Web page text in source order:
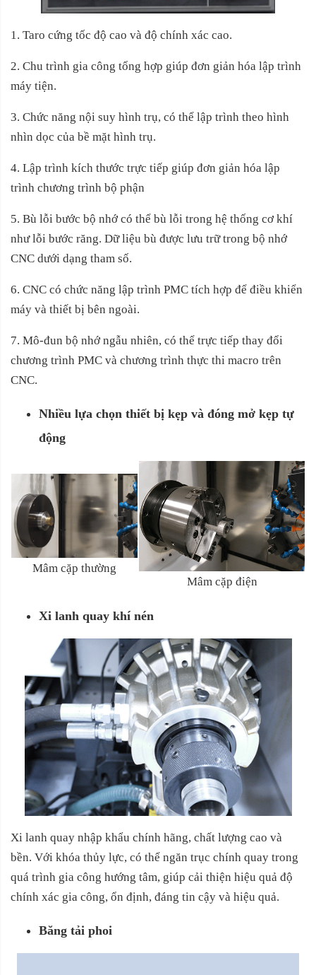
1. Taro cứng tốc độ cao và độ chính xác cao.
2. Chu trình gia công tổng hợp giúp đơn giản hóa lập trình
máy tiện.
3. Chức năng nội suy hình trụ, có thể lập trình theo hình
nhìn dọc của bề mặt hình trụ.
4. Lập trình kích thước trực tiếp giúp đơn giản hóa lập
trình chương trình bộ phận
5. Bù lỗi bước bộ nhớ có thể bù lỗi trong hệ thống cơ khí
như lỗi bước răng. Dữ liệu bù được lưu trữ trong bộ nhớ
CNC dưới dạng tham số.
6. CNC có chức năng lập trình PMC tích hợp để điều khiển
máy và thiết bị bên ngoài.
7. Mô-đun bộ nhớ ngẫu nhiên, có thể trực tiếp thay đổi
chương trình PMC và chương trình thực thi macro trên
CNC.
Nhiều lựa chọn thiết bị kẹp và đóng mở kẹp tự
động
Mâm cặp thường
Mâm cặp điện
Xi lanh quay khí nén
Xi lanh quay nhập khẩu chính hãng, chất lượng cao và
bền. Với khóa thủy lực, có thể ngăn trục chính quay trong
quá trình gia công hướng tâm, giúp cải thiện hiệu quả độ
chính xác gia công, ổn định, đáng tin cậy và hiệu quả.
Băng tải phoi